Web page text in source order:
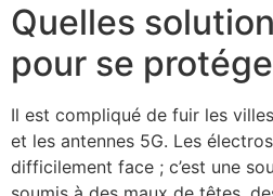
Quelles
pour se
Il est compliqué de fuir les
et les antennes 5G. Les
difficilement face ; c’est une